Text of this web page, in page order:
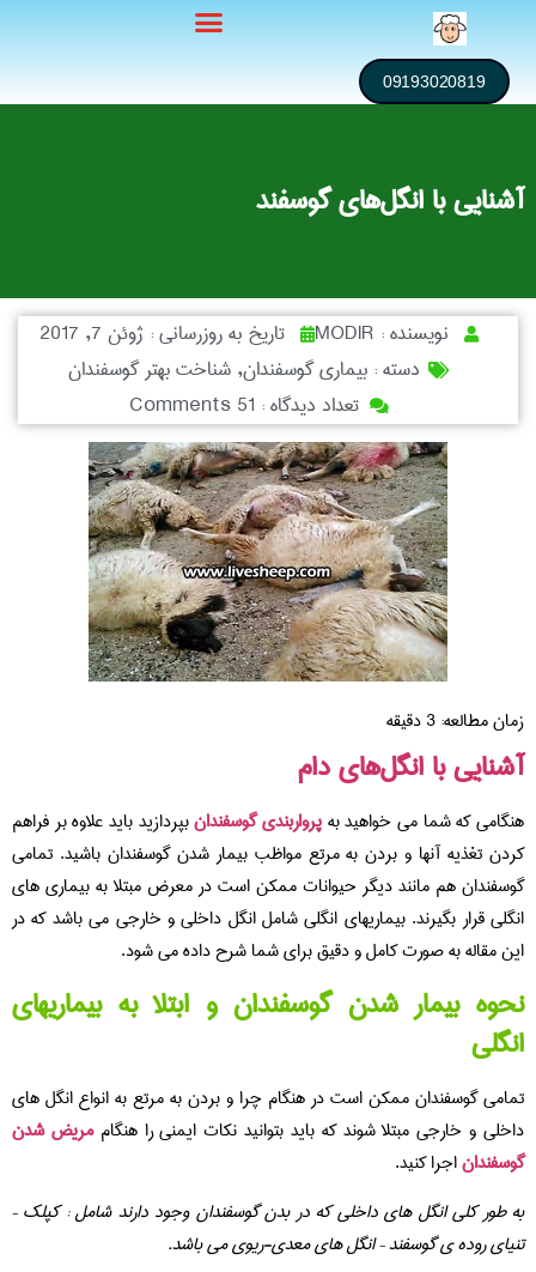
09193020819
آشنایی با انگل‌های گوسفند
نویسنده : تاریخ به روزرسانی : ژوئن 7, 2017
دسته : بیماری گوسفندان, شناخت بهتر گوسفندان
تعداد دیدگاه : 51 Comments
زمان مطالعه:3دقیقه
آشنایی با انگل‌های دام
هنگامی که شما می خواهید بهپرواربندی گوسفندانبپردازید باید علاوه بر فراهم
کردن تغذیه آنها و بردن به مرتع مواظب بیمار شدن گوسفندان باشید. تمامی
گوسفندان هم مانند دیگر حیوانات ممکن است در معرض مبتلا به بیماری های
انگلی قرار بگیرند. بیماریهای انگلی شامل انگل داخلی و خارجی می باشد که در
این مقاله به صورت کامل و دقیق برای شما شرح داده می شود.
نحوه بیمار شدن گوسفندان و ابتلا به بیماریهای
انگلی
تمامی گوسفندان ممکن است در هنگام چرا و بردن به مرتع به انواع انگل های
داخلی و خارجی مبتلا شوند که باید بتوانید نکات ایمنی را هنگاممریض شدن
گوسفنداناجرا کنید.
به طور کلی انگل های داخلی که در بدن گوسفندان وجود دارند شامل : کپلک –
تنیای روده ی گوسفند – انگل های معدی-ریوی می باشد.